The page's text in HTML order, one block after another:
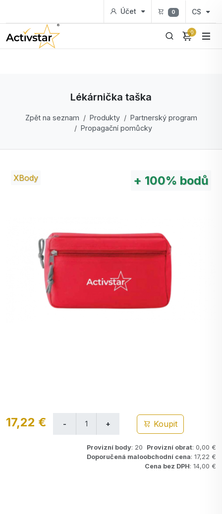
Účet 0 CS
0
Lékárnička taška
Zpět na seznam Produkty
Partnerský program
Propagační pomůcky
XBody + 100% bodů
17,22 € Koupit
Provizní body: 20 Provizní obrat: 0,00 €
Doporučená maloobchodní cena: 17,22 €
Cena bez DPH: 14,00 €